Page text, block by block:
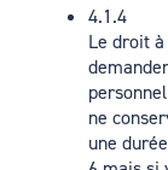
4.1.4
Le droit
ne
une